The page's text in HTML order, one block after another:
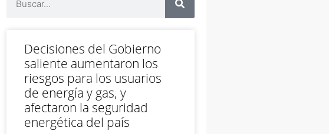
Decisiones del Gobierno
saliente aumentaron los
riesgos para los usuarios
de energía y gas, y
afectaron la seguridad
energética del país